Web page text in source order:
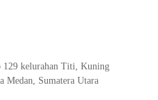
129 kelurahan Titi, Kuning
Medan, Sumatera Utara